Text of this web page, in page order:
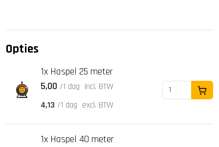
Opties
1x Haspel 25 meter
5,00 /1 dag incl. BTW
4,13 /1 dag excl. BTW
In
1x Haspel 40 meter